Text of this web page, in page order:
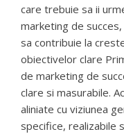
care trebuie sa ii
marketing de
sa contribuie la
obiectivelor clare
de marketing de
clare si masurabile.
aliniate cu viziunea
specifice, realizabile